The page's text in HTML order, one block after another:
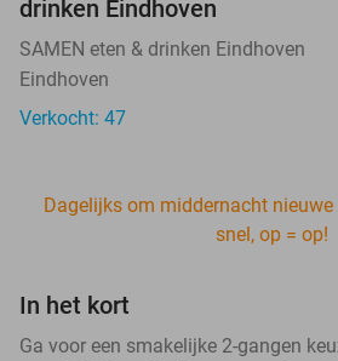
drinken Eindhoven
SAMEN eten & drinken Eindhoven
Eindhoven
Verkocht: 47
Dagelijks om middernacht nieuwe
snel, op = op!
In het kort
Ga voor een smakelijke 2-gangen